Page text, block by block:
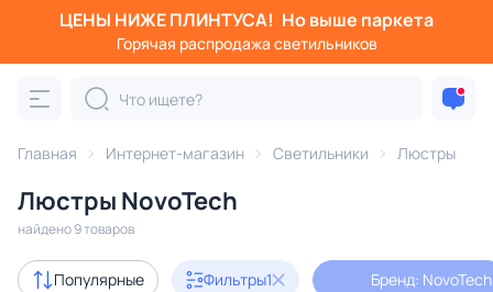
ЦЕНЫ НИЖЕ ПЛИНТУСА! Но выше паркета
Горячая распродажа светильников
Главная Интернет-магазин Светильники Люстры
Люстры NovoTech
найдено 9 товаров
Популярные Фильтры1 Бренд: NovoTech
Фильтры
Категория:
подвесные потолочные
Акции 4